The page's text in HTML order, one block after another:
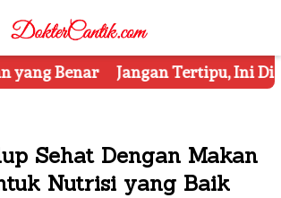
Ini Dia 7 Tips Mengetahui
Sehat Dengan Makan
Nutrisi yang Baik